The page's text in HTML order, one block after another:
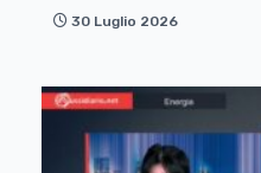
30 Luglio 2026